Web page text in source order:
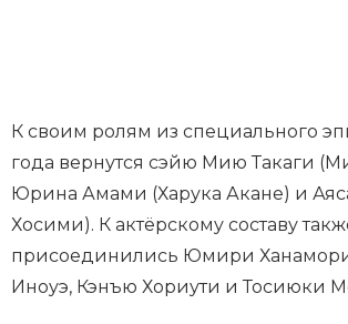
К своим ролям из специального
года вернутся сэйю Мию Такаги
Юрина Амами (Харука Акане) и
Хосими). К актёрскому составу
присоединились Юмири
Иноуэ, Кэнъю Хориути и Тосиюки